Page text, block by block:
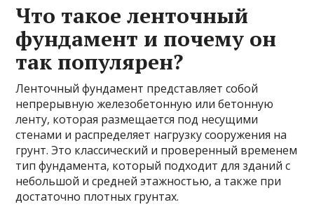
Что такое ленточный
фундамент и почему он
так популярен?
Ленточный фундамент представляет собой
непрерывную железобетонную или бетонную
ленту, которая размещается под несущими
стенами и распределяет нагрузку сооружения на
грунт. Это классический и проверенный временем
тип фундамента, который подходит для зданий с
небольшой и средней этажностью, а также при
достаточно плотных грунтах.